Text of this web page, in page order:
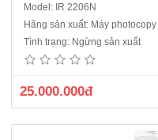
Model: IR 2206N
Hãng sản xuất: Máy
Tình trạng: Ngừng sản xuất
25.000.000đ
Máy photocopy Canon
100%, Nguyên đai , nguyên
khổ giấy a3, A4, chia
phòng, giúp Công ty